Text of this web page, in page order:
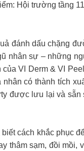
Hội trường tầng
đánh dấu chặng
nhân sự – những
VI Derm & VI
có thành tích
được lưu lại và
cách khắc phục
thâm sạm, đồi mồi,